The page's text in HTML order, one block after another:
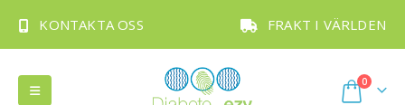
KONTAKTA OSS FRAKT I VÄRLDEN
0